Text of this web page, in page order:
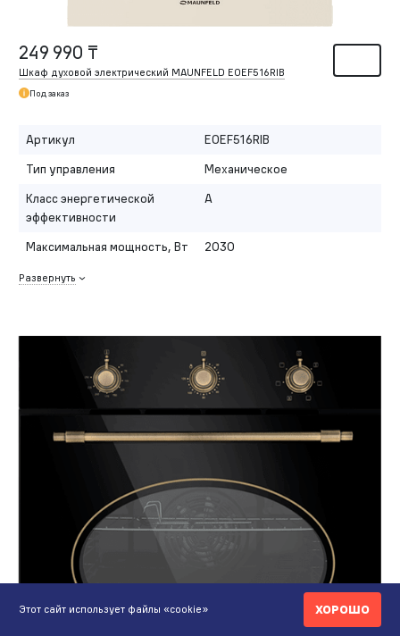
249 990 ₸
Шкаф духовой электрический MAUNFELD EOEF516RIB
Под заказ
Артикул
EOEF516RIB
Тип управления
Механическое
Класс энергетической
эффективности
A
Максимальная мощность, Вт 2030
Развернуть
Этот сайт использует файлы «cookie» ХОРОШО